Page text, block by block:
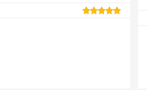
求。提供专业团队技术支持，从搭建到上线